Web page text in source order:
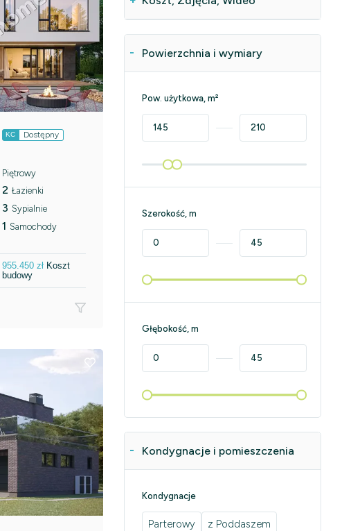
KC Dostępny
Piętrowy
2 Łazienki
3 Sypialnie
1 Samochody
955.450 zł Koszt
budowy
Powierzchnia i wymiary
Pow. użytkowa, m²
Szerokość, m
Głębokość, m
Kondygnacje i pomieszczenia
Kondygnacje
Parterowy
z Poddaszem